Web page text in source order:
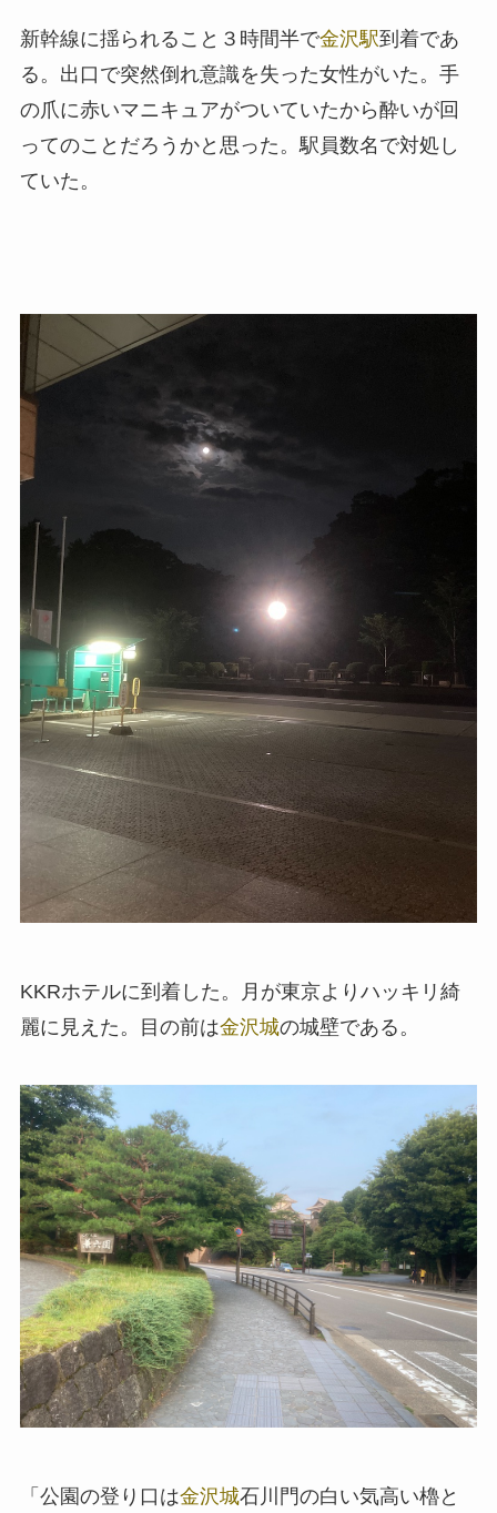
新幹線に揺られること３時間半で金沢駅到着であ
る。出口で突然倒れ意識を失った女性がいた。手
の爪に赤いマニキュアがついていたから酔いが回
ってのことだろうかと思った。駅員数名で対処し
ていた。
KKRホテルに到着した。月が東京よりハッキリ綺
麗に見えた。目の前は金沢城の城壁である。
「公園の登り口は金沢城石川門の白い気高い櫓と